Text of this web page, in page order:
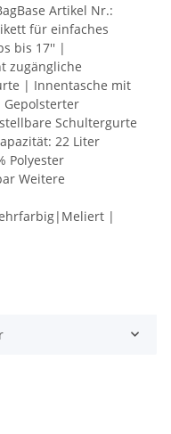
Artikel Nr.:
für einfaches
bis 17'' |
zugängliche
| Innentasche mit
Gepolsterter
Schultergurte
22 Liter
Polyester
Weitere
|